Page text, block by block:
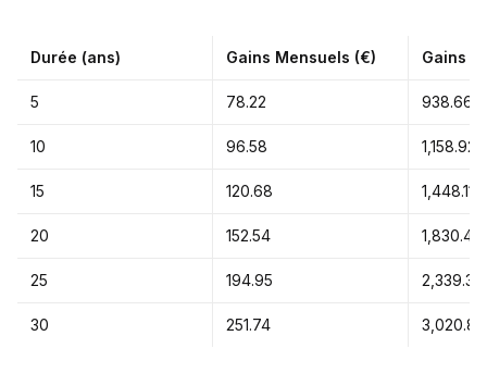
Durée (ans) Gains Mensuels (€) Gains
5 78.22 938.66
10 96.58 1,158.92
15 120.68 1,448.11
20 152.54 1,830.48
25 194.95 2,339.39
30 251.74 3,020.89